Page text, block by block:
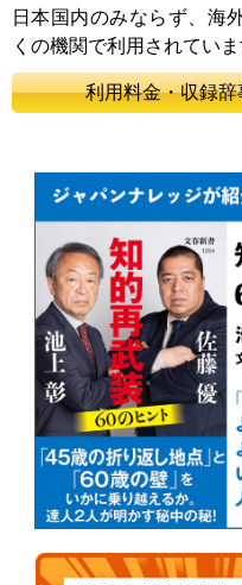
日本国内のみならず、海
くの機関で利用されていま
利用料金・収録